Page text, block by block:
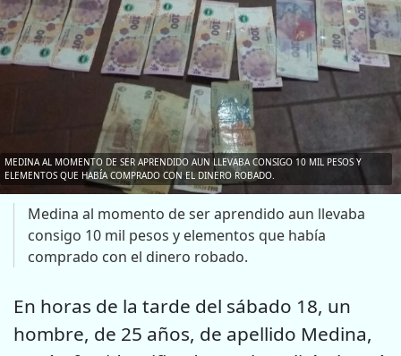
MEDINA AL MOMENTO DE SER APRENDIDO AUN LLEVABA CONSIGO 10 MIL PESOS Y
ELEMENTOS QUE HABÍA COMPRADO CON EL DINERO ROBADO.
Medina al momento de ser aprendido aun llevaba
consigo 10 mil pesos y elementos que había
comprado con el dinero robado.
En horas de la tarde del sábado 18, un
hombre, de 25 años, de apellido Medina,